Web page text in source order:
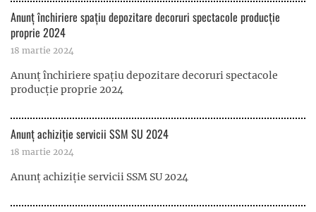
Anunț închiriere spațiu depozitare decoruri spectacole producție
proprie 2024
18 martie 2024
Anunț închiriere spațiu depozitare decoruri spectacole
producție proprie 2024
Anunț achiziție servicii SSM SU 2024
18 martie 2024
Anunț achiziție servicii SSM SU 2024